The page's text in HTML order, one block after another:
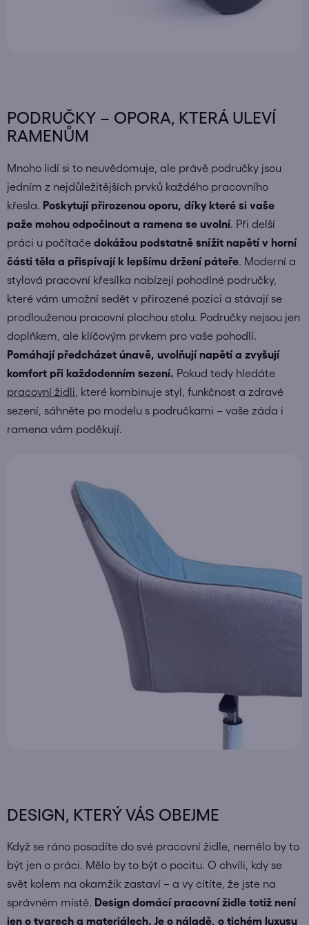
PODRUČKY – OPORA, KTERÁ ULEVÍ
RAMENŮM
Mnoho lidí si to neuvědomuje, ale právě područky jsou
jedním z nejdůležitějších prvků každého pracovního
křesla. Poskytují přirozenou oporu, díky které si vaše
paže mohou odpočinout a ramena se uvolní. Při delší
práci u počítače dokážou podstatně snížit napětí v horní
části těla a přispívají k lepšímu držení páteře. Moderní a
stylová pracovní křesílka nabízejí pohodlné područky,
které vám umožní sedět v přirozené pozici a stávají se
prodlouženou pracovní plochou stolu. Područky nejsou jen
doplňkem, ale klíčovým prvkem pro vaše pohodlí.
Pomáhají předcházet únavě, uvolňují napětí a zvyšují
komfort při každodenním sezení. Pokud tedy hledáte
pracovní židli , které kombinuje styl, funkčnost a zdravé
sezení, sáhněte po modelu s područkami – vaše záda i
ramena vám poděkují.
DESIGN, KTERÝ VÁS OBEJME
Když se ráno posadíte do své pracovní židle, nemělo by to
být jen o práci. Mělo by to být o pocitu. O chvíli, kdy se
svět kolem na okamžik zastaví – a vy cítíte, že jste na
správném místě. Design domácí pracovní židle totiž není
jen o tvarech a materiálech. Je o náladě, o tichém luxusu